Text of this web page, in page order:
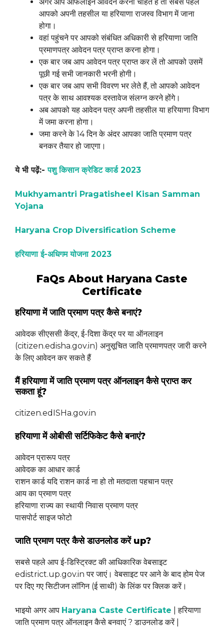
आपको अपनी तहसील या हरियाणा राजस्व विभाग में जाना
होगा।
वहां पहुंचने पर आपको संबंधित अधिकारी से हरियाणा जाति
प्रमाणपत्र आवेदन पत्र प्राप्त करना होगा।
एक बार जब आप आवेदन पत्र प्राप्त कर लें तो आपको उसमें
पूछी गई सभी जानकारी भरनी होगी।
एक बार जब आप सभी विवरण भर लेते हैं, तो आपको आवेदन
पत्र के साथ आवश्यक दस्तावेज संलग्न करने होंगे।
अब आपको यह आवेदन पत्र अपनी तहसील या हरियाणा विभाग
में जमा करना होगा।
जमा करने के 14 दिन के अंदर आपका जाति प्रमाण पत्र
बनकर तैयार हो जाएगा।
ये भी पढ़ें:-पशु किसान क्रेडिट कार्ड 2023
Mukhyamantri Pragatisheel Kisan Samman
Yojana
Haryana Crop Diversification Scheme
हरियाणा ई-अधिगम योजना 2023
FaQs About Haryana Caste
Certificate
हरियाणा में जाति प्रमाण पत्र कैसे बनाएं?
आवेदक सीएससी केंद्र, ई-दिशा केंद्र पर या ऑनलाइन
(citizen.edisha.gov.in) अनुसूचित जाति प्रमाणपत्र जारी करने
के लिए आवेदन कर सकते हैं
मैं हरियाणा में जाति प्रमाण पत्र ऑनलाइन कैसे प्राप्त कर
सकता हूं?
citizen.edISHa.gov.in
हरियाणा में ओबीसी सर्टिफिकेट कैसे बनाएं?
आवेदन प्रारूप पत्र
आवेदक का आधार कार्ड
राशन कार्ड यदि राशन कार्ड ना हो तो मतदाता पहचान पत्र
आय का प्रमाण पत्र
हरियाणा राज्य का स्थायी निवास प्रमाण पत्र
पासपोर्ट साइज फोटो
जाति प्रमाण पत्र कैसे डाउनलोड करें up?
सबसे पहले आप ई-डिस्ट्रिक्ट की आधिकारिक वेबसाइट
edistrict.up.gov.in पर जाएं। वेबसाइट पर आने के बाद होम पेज
पर दिए गए सिटीजन लॉगिन (ई साथी) के लिंक पर क्लिक करें।
भाइयो अगर आप Haryana Caste Certificate | हरियाणा
जाति प्रमाण पत्र ऑनलाइन कैसे बनवाएं ? डाउनलोड करें |